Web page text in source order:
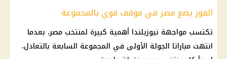
الفوز يضع مصر في موقف قوي بالمجموعة
تكتسب مواجهة نيوزيلندا أهمية كبيرة لمنتخب مصر، بعدما
انتهت مباراتا الجولة الأولى في المجموعة السابعة بالتعادل،